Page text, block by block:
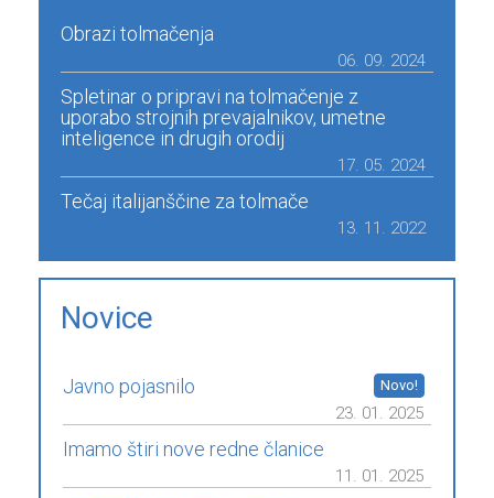
Obrazi tolmačenja
06. 09. 2024
Spletinar o pripravi na tolmačenje z
uporabo strojnih prevajalnikov, umetne
inteligence in drugih orodij
17. 05. 2024
Tečaj italijanščine za tolmače
13. 11. 2022
Novice
Javno pojasnilo
23. 01. 2025
Imamo štiri nove redne članice
11. 01. 2025